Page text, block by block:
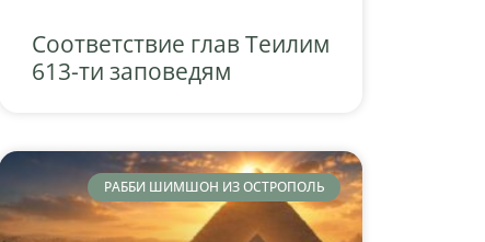
Соответствие глав Теилим
613-ти заповедям
РАББИ ШИМШОН ИЗ ОСТРОПОЛЬ